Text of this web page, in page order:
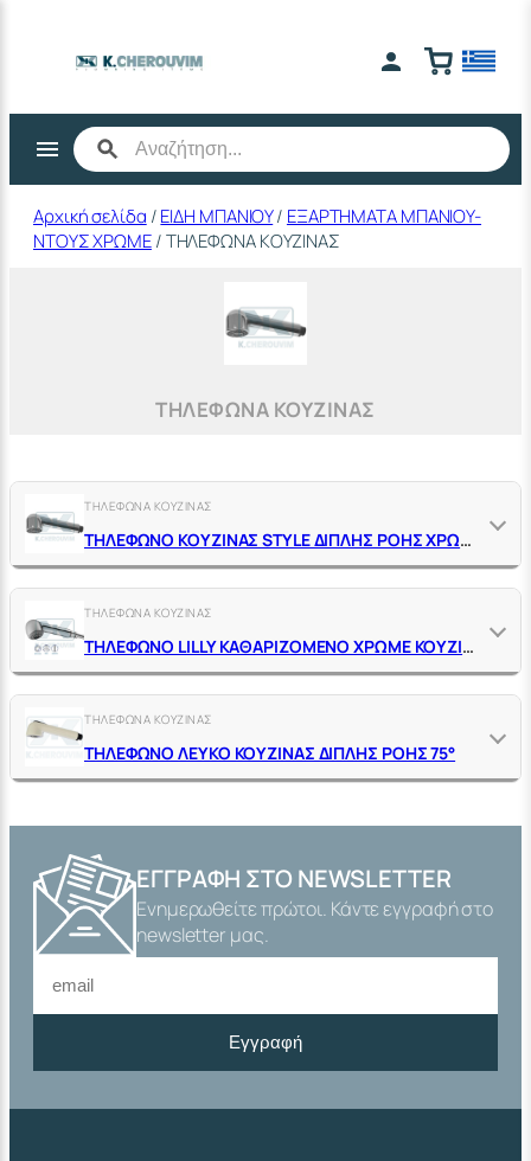
περιεχόμενο
Αρχική σελίδα /ΕΙΔΗ ΜΠΑΝΙΟΥ/ ΕΞΑΡΤΗΜΑΤΑ ΜΠΑΝΙΟΥ-
ΝΤΟΥΣ ΧΡΩΜΕ/ ΤΗΛΕΦΩΝΑ ΚΟΥΖΙΝΑΣ
ΤΗΛΕΦΩΝΑ ΚΟΥΖΙΝΑΣ
ΤΗΛΕΦΩΝΑ ΚΟΥΖΙΝΑΣ
ΤΗΛΕΦΩΝΟ ΚΟΥΖΙΝΑΣ STYLE ΔΙΠΛΗΣ ΡΟΗΣ ΧΡΩΜΕ
ΤΗΛΕΦΩΝΑ ΚΟΥΖΙΝΑΣ
ΤΗΛΕΦΩΝΟ LILLY ΚΑΘΑΡΙΖΟΜΕΝΟ ΧΡΩΜΕ ΚΟΥΖΙΝΑΣ ΔΙΠΛΗΣ ΡΟΗΣ 75°
ΤΗΛΕΦΩΝΑ ΚΟΥΖΙΝΑΣ
ΤΗΛΕΦΩΝΟ ΛΕΥΚΟ ΚΟΥΖΙΝΑΣ ΔΙΠΛΗΣ ΡΟΗΣ 75°
ΕΓΓΡΑΦΉ ΣΤΟ NEWSLETTER
Ενημερωθείτε πρώτοι. Κάντε εγγραφή στο
newsletter μας.
Εγγραφή